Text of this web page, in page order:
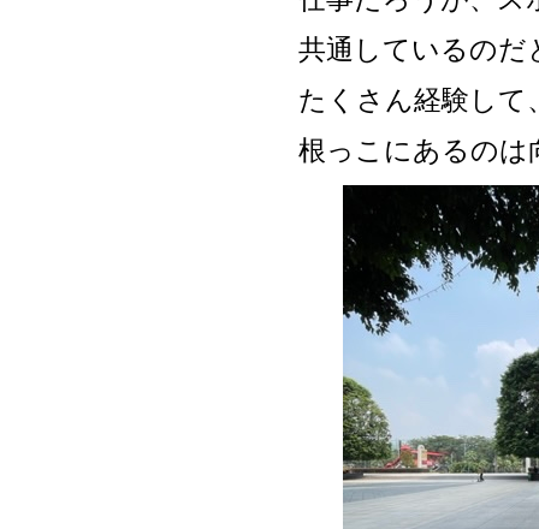
共通しているのだ
たくさん経験して
根っこにあるのは